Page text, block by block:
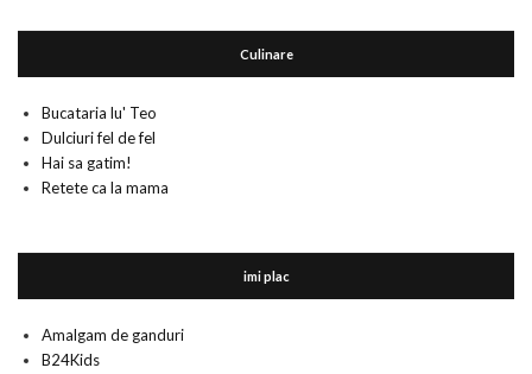
Culinare
Bucataria lu' Teo
Dulciuri fel de fel
Hai sa gatim!
Retete ca la mama
imi plac
Amalgam de ganduri
B24Kids